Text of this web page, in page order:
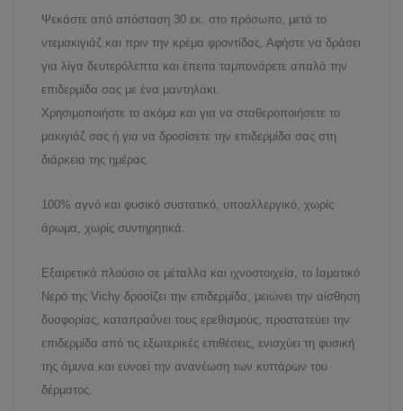
Ψεκάστε από απόσταση 30 εκ. στο πρόσωπο, μετά το
ντεμακιγιάζ και πριν την κρέμα φροντίδας. Αφήστε να δράσει
για λίγα δευτερόλεπτα και έπειτα ταμπονάρετε απαλά την
επιδερμίδα σας με ένα μαντηλάκι.
Χρησιμοποιήστε το ακόμα και για να σταθεροποιήσετε το
μακιγιάζ σας ή για να δροσίσετε την επιδερμίδα σας στη
διάρκεια της ημέρας.
100% αγνό και φυσικό συστατικό, υποαλλεργικό, χωρίς
άρωμα, χωρίς συντηρητικά.
Εξαιρετικά πλούσιο σε μέταλλα και ιχνοστοιχεία, το Ιαματικό
Νερό της Vichy δροσίζει την επιδερμίδα, μειώνει την αίσθηση
δυσφορίας, καταπραΰνει τους ερεθισμούς, προστατεύει την
επιδερμίδα από τις εξωτερικές επιθέσεις, ενισχύει τη φυσική
της άμυνα και ευνοεί την ανανέωση των κυττάρων του
δέρματος.